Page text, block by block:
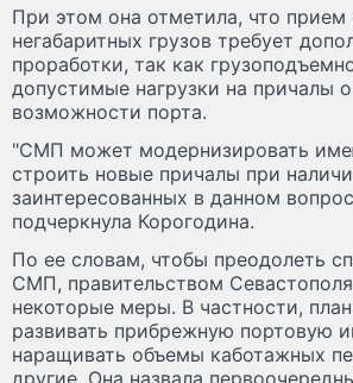
При этом она отметила, что
негабаритных грузов требует
проработки, так как
допустимые нагрузки на причалы
возможности порта.
"СМП может модернизировать
строить новые причалы при
заинтересованных в данном
подчеркнула Корогодина.
По ее словам, чтобы преодолеть
СМП, правительством
некоторые меры. В частности,
развивать прибрежную портовую
наращивать объемы каботажных